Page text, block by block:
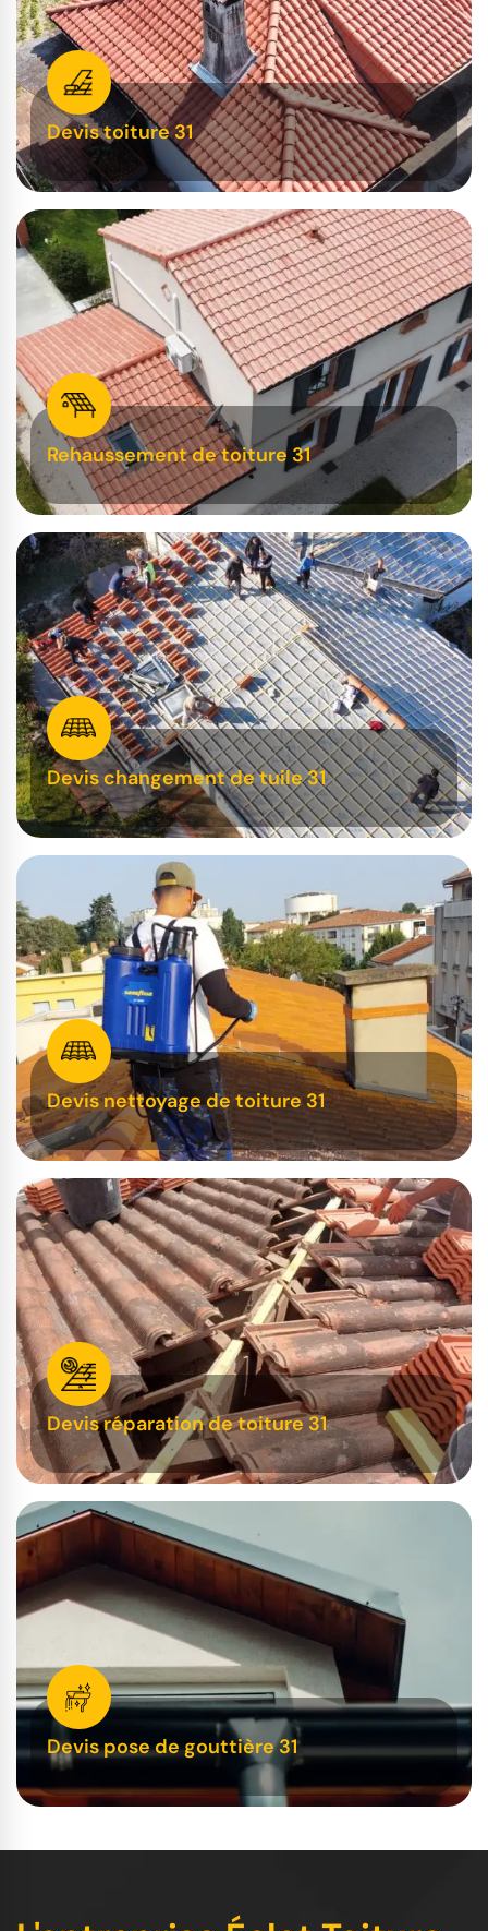
Devis toiture 31
Rehaussement de toiture 31
Devis changement de tuile 31
Devis nettoyage de toiture 31
Devis réparation de toiture 31
Devis pose de gouttière 31